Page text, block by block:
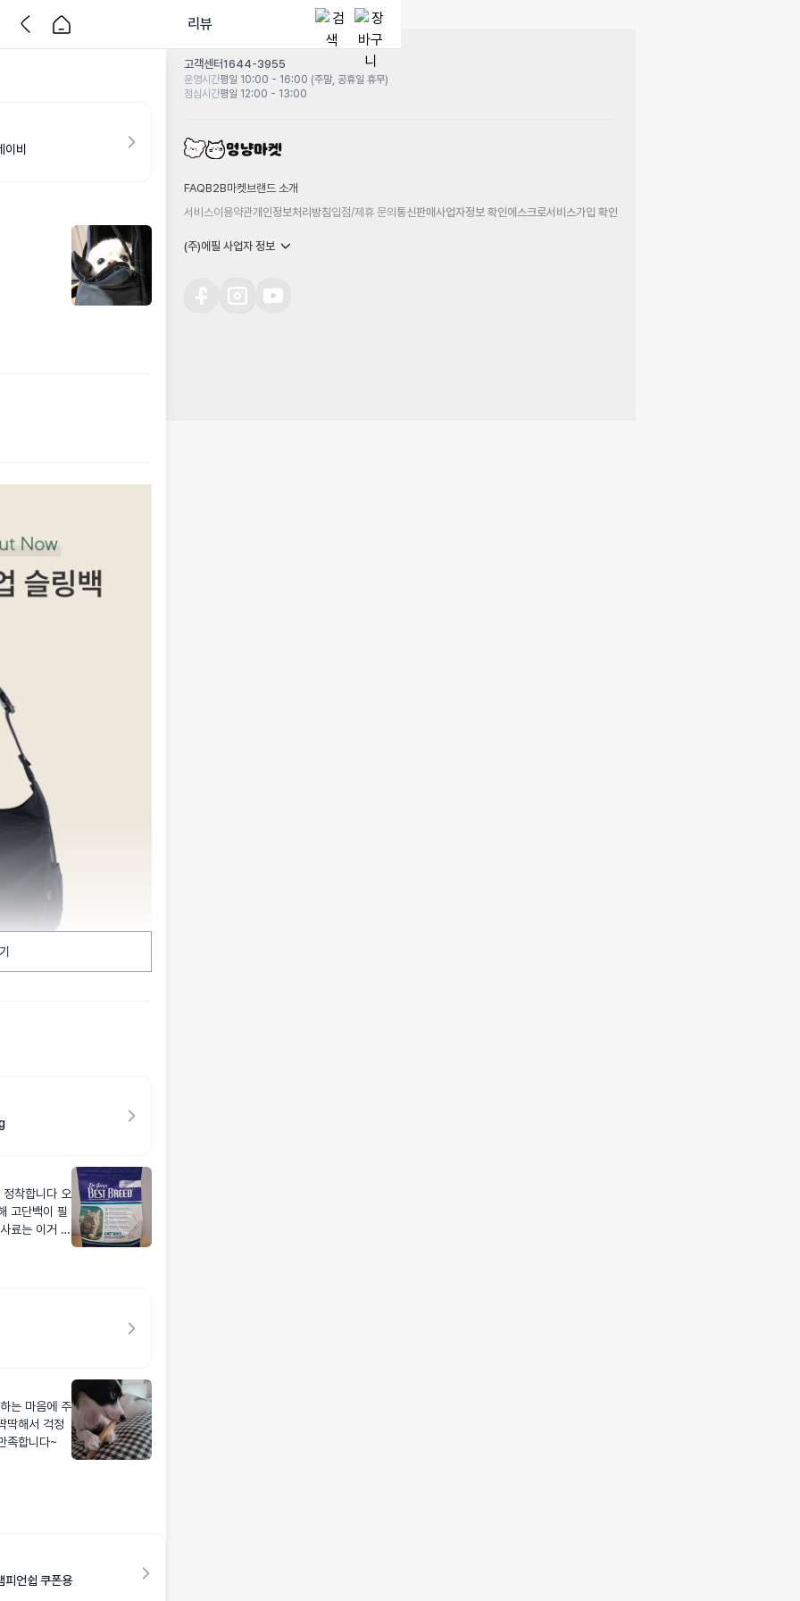
리뷰
비
착합니다 오
고단백이 필
료는 이거 먹
는 마음에 주
딱해서 걱정
족합니다~
언쉽 쿠폰용
고객센터1644-3955
운영시간평일 10:00 - 16:00 (주말, 공휴일 휴무)
점심시간평일 12:00 - 13:00
FAQB2B마켓 브랜드 소개
서비스이용약관개인정보처리방침입점/제휴 문의통신판매사업자정보 확인에스크로서비스가입 확인
(주)에필 사업자 정보